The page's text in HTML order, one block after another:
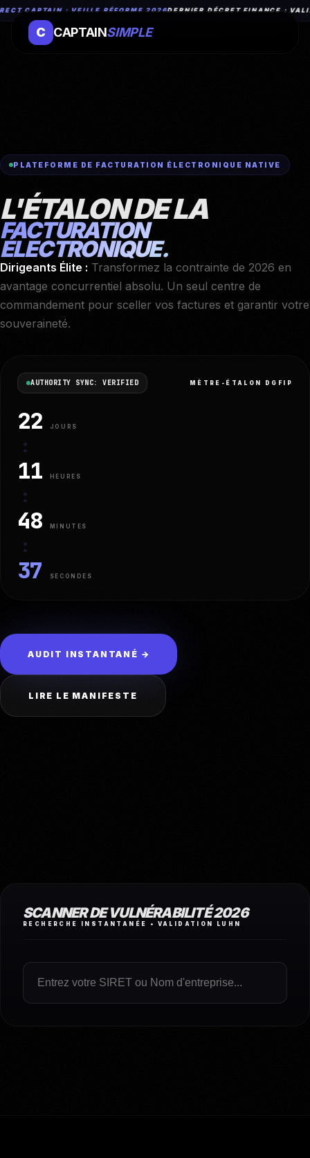
CAPTAIN : VEILLE RÉFORME 2026DERNIER DÉCRET FINANCE :
C CAPTAINSIMPLE
PLATEFORME DE FACTURATION ÉLECTRONIQUE NATIVE
L'ÉTALON DE LA
FACTURATION
ÉLECTRONIQUE.
Dirigeants Élite : Transformez la contrainte de 2026 en
avantage concurrentiel absolu. Un seul centre de
commandement pour sceller vos factures et garantir votre
souveraineté.
AUTHORITY SYNC: VERIFIED MÈTRE-ÉTALON DGFIP
22 JOURS
:
11 HEURES
:
48 MINUTES
:
36 SECONDES
AUDIT INSTANTANÉ →
LIRE LE MANIFESTE
SCANNER DE VULNÉRABILITÉ 2026
RECHERCHE INSTANTANÉE • VALIDATION LUHN